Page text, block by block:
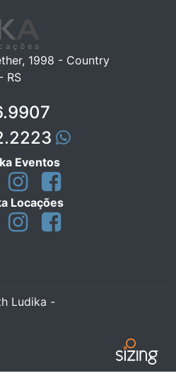
1998 - Country
RS
Eventos
Locações
Ludika -